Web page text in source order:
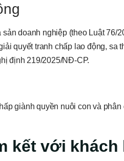
doanh nghiệp (theo Luật 76/
quyết tranh chấp lao động, sa
định 219/2025/NĐ-CP.
giành quyền nuôi con và
kết với khách